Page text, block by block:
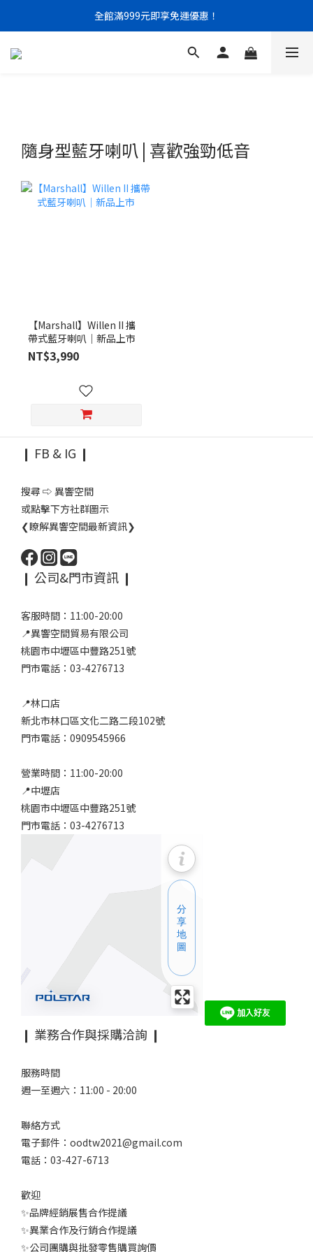
門市限定｜現金結帳不限金額 95 折
全館滿999元即享免運優惠！
門市限定｜現金結帳不限金額 95 折
隨身型藍牙喇叭 | 喜歡強勁低音
【Marshall】Willen II 攜
帶式藍牙喇叭｜新品上市
NT$3,990
❙ FB & IG ❙
搜尋 ⇨ 異響空間
或點擊下方社群圖示
❮瞭解異響空間最新資訊❯
❙ 公司&門市資訊 ❙
客服時間：11:00-20:00
📍異響空間貿易有限公司
桃園市中壢區中豐路251號
門市電話：03-4276713
📍林口店
新北市林口區文化二路二段102號
門市電話：0909545966
營業時間：11:00-20:00
📍中壢店
桃園市中壢區中豐路251號
門市電話：03-4276713
❙ 業務合作與採購洽詢 ❙
服務時間
週一至週六：11:00 - 20:00
聯絡方式
電子郵件：oodtw2021@gmail.com
電話：03-427-6713
歡迎
✨品牌經銷展售合作提議
✨異業合作及行銷合作提議
✨公司團購與批發零售購買詢價